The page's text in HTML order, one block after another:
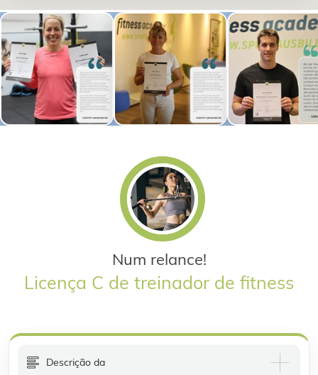
Num relance!
Licença C de treinador de fitness
Descrição da